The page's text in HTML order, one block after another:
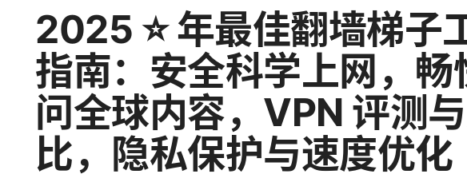
2025 ⭐ 年最佳翻墙梯子
指南：安全科学上网，畅
问全球内容，VPN 评测
比，隐私保护与速度优化